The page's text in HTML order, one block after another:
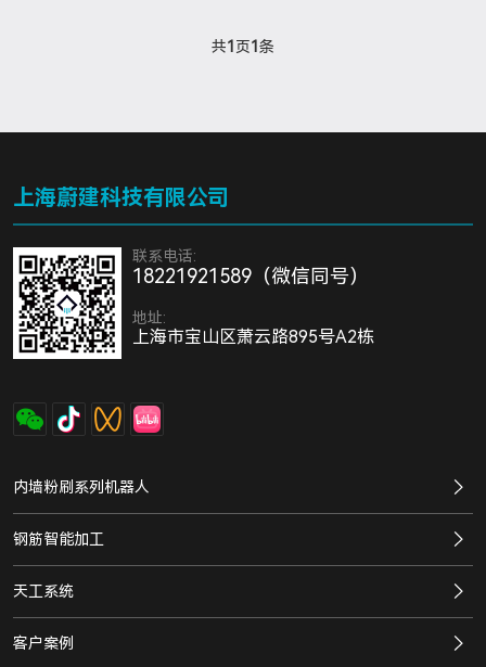
共1页1条
上海蔚建科技有限公司
联系电话:
18221921589（微信同号）
地址:
上海市宝山区萧云路895号A2栋
内墙粉刷系列机器人
钢筋智能加工
天工系统
客户案例